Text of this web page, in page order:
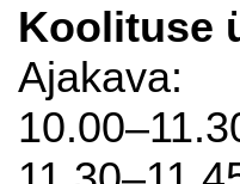
Koolituse
Ajakava: